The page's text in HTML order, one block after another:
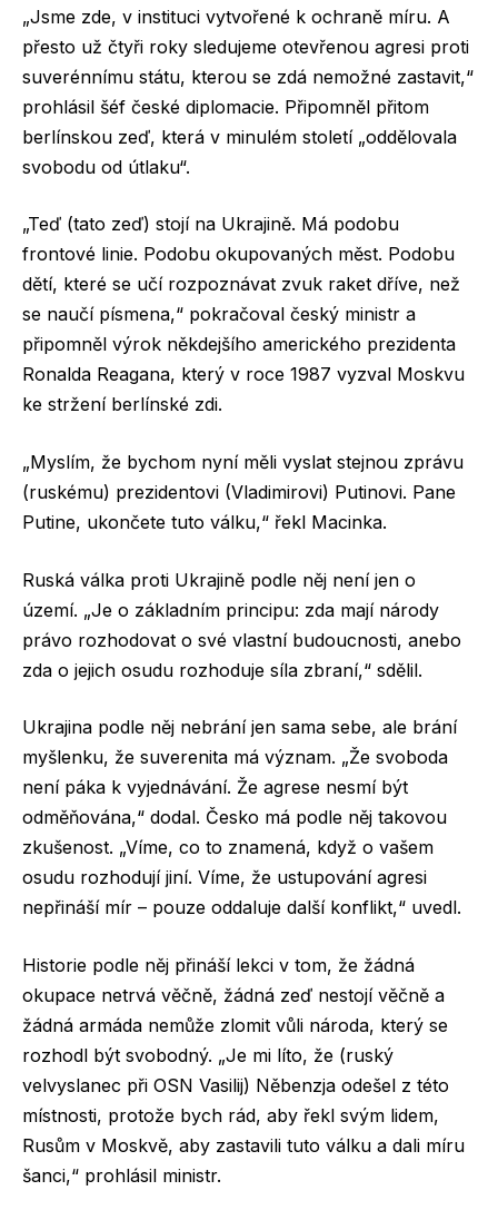
„Jsme zde, v instituci vytvořené k ochraně míru. A
přesto už čtyři roky sledujeme otevřenou agresi proti
suverénnímu státu, kterou se zdá nemožné zastavit,“
prohlásil šéf české diplomacie. Připomněl přitom
berlínskou zeď, která v minulém století „oddělovala
svobodu od útlaku“.
„Teď (tato zeď) stojí na Ukrajině. Má podobu
frontové linie. Podobu okupovaných měst. Podobu
dětí, které se učí rozpoznávat zvuk raket dříve, než
se naučí písmena,“ pokračoval český ministr a
připomněl výrok někdejšího amerického prezidenta
Ronalda Reagana, který v roce 1987 vyzval Moskvu
ke stržení berlínské zdi.
„Myslím, že bychom nyní měli vyslat stejnou zprávu
(ruskému) prezidentovi (Vladimirovi) Putinovi. Pane
Putine, ukončete tuto válku,“ řekl Macinka.
Ruská válka proti Ukrajině podle něj není jen o
území. „Je o základním principu: zda mají národy
právo rozhodovat o své vlastní budoucnosti, anebo
zda o jejich osudu rozhoduje síla zbraní,“ sdělil.
Ukrajina podle něj nebrání jen sama sebe, ale brání
myšlenku, že suverenita má význam. „Že svoboda
není páka k vyjednávání. Že agrese nesmí být
odměňována,“ dodal. Česko má podle něj takovou
zkušenost. „Víme, co to znamená, když o vašem
osudu rozhodují jiní. Víme, že ustupování agresi
nepřináší mír – pouze oddaluje další konflikt,“ uvedl.
Historie podle něj přináší lekci v tom, že žádná
okupace netrvá věčně, žádná zeď nestojí věčně a
žádná armáda nemůže zlomit vůli národa, který se
rozhodl být svobodný. „Je mi líto, že (ruský
velvyslanec při OSN Vasilij) Něbenzja odešel z této
místnosti, protože bych rád, aby řekl svým lidem,
Rusům v Moskvě, aby zastavili tuto válku a dali míru
šanci,“ prohlásil ministr.